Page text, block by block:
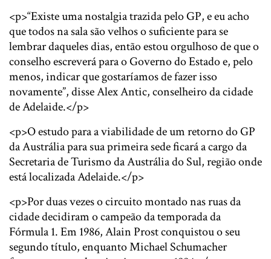
<p>“Existe uma nostalgia trazida pelo GP, e eu acho
que todos na sala são velhos o suficiente para se
lembrar daqueles dias, então estou orgulhoso de que o
conselho escreverá para o Governo do Estado e, pelo
menos, indicar que gostaríamos de fazer isso
novamente”, disse Alex Antic, conselheiro da cidade
de Adelaide.</p>
<p>O estudo para a viabilidade de um retorno do GP
da Austrália para sua primeira sede ficará a cargo da
Secretaria de Turismo da Austrália do Sul, região onde
está localizada Adelaide.</p>
<p>Por duas vezes o circuito montado nas ruas da
cidade decidiram o campeão da temporada da
Fórmula 1. Em 1986, Alain Prost conquistou o seu
segundo título, enquanto Michael Schumacher